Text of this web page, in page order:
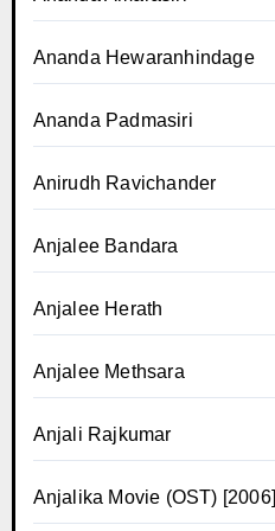
Ananda Hewaranhindage
Ananda Padmasiri
Anirudh Ravichander
Anjalee Bandara
Anjalee Herath
Anjalee Methsara
Anjali Rajkumar
Anjalika Movie (OST) [2006]